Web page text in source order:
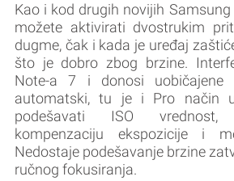
Kao i kod drugih novijih
možete aktivirati dvostrukim
dugme, čak i kada je uređaj
što je dobro zbog brzine.
Note-a 7 i donosi uobičajene
automatski, tu je i Pro način
podešavati ISO
kompenzaciju ekspozicije i
Nedostaje podešavanje brzine
ručnog fokusiranja.